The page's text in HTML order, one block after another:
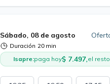
Sábado, 08 de agosto
Duración 20 min
Isapre:paga hoy$ 7.497,el